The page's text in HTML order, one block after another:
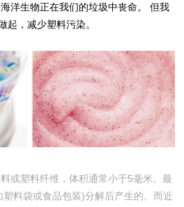
洋生物正在我们的垃圾中丧命。 但我
起，减少塑料污染。
塑料纤维，体积通常小于5毫米。最
料袋或食品包装)分解后产生的。而近